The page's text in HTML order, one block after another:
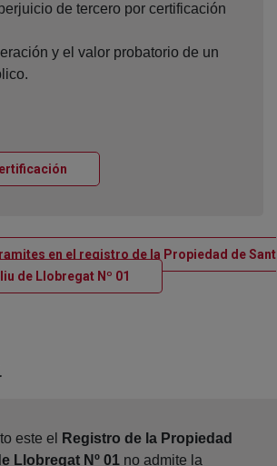
de tercero por certificación
y el valor probatorio de un
en el registro de la Propiedad de Sant
de Llobregat Nº 01 Ventana nueva
este el
Registro de la Propiedad
Llobregat Nº 01 no admite la